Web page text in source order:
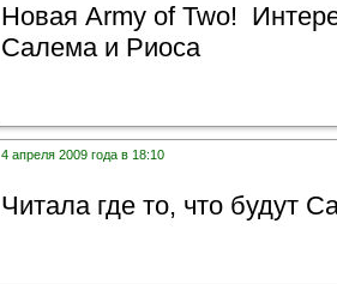
Новая Army of Two!
Салема и Риоса
4 апреля 2009 года в 18:10
Читала где то, что будут